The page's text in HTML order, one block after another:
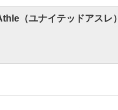
（ユナイテッドアスレ）